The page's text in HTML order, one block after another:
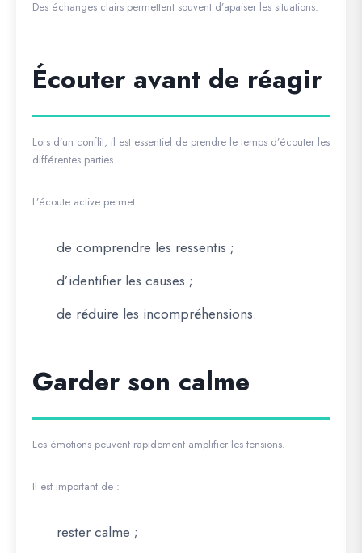
Des échanges clairs permettent souvent d’apaiser les situations.
Écouter avant de réagir
Lors d’un conflit, il est essentiel de prendre le temps d’écouter les
différentes parties.
L’écoute active permet :
de comprendre les ressentis ;
d’identifier les causes ;
de réduire les incompréhensions.
Garder son calme
Les émotions peuvent rapidement amplifier les tensions.
Il est important de :
rester calme ;